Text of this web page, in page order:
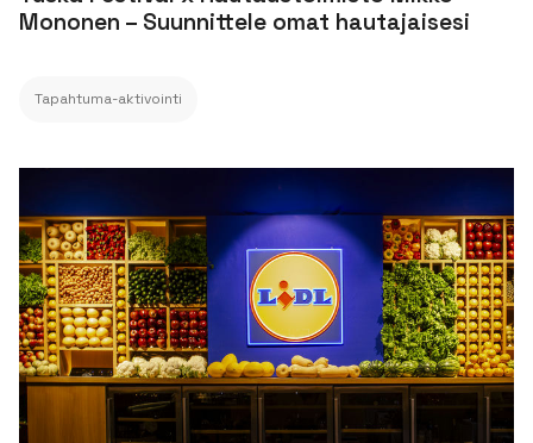
Mononen – Suunnittele omat hautajaisesi
Tapahtuma-aktivointi